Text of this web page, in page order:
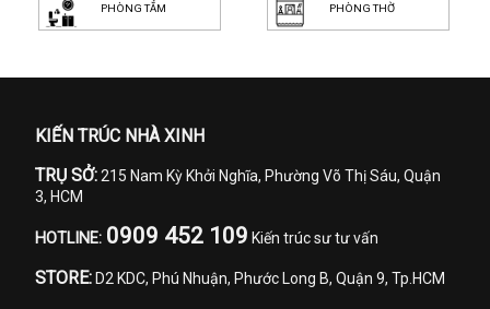
PHÒNG TẮM PHÒNG THỜ
KIẾN TRÚC NHÀ XINH
TRỤ SỞ: 215 Nam Kỳ Khởi Nghĩa, Phường Võ Thị Sáu, Quận
3, HCM
HOTLINE: 0909 452 109 Kiến trúc sư tư vấn
STORE: D2 KDC, Phú Nhuận, Phước Long B, Quận 9, Tp.HCM